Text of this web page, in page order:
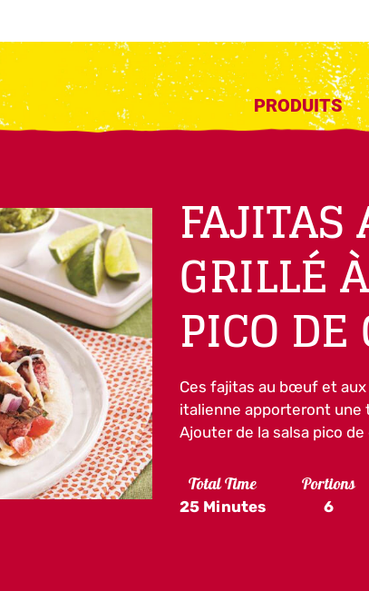
PRODUITS
GRILLÉ
PICO DE
Ces fajitas au bœuf et
italienne apporteront une
Ajouter de la salsa pico
Total Time
25 Minutes
Portions
6